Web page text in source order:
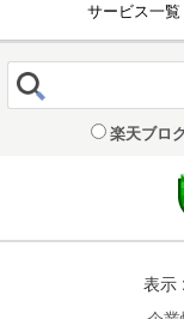
サービス一覧
楽天ブロ
表示 :